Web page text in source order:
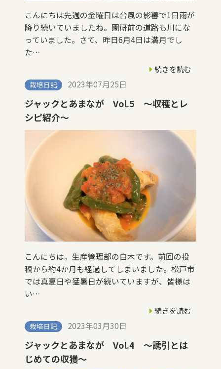
こんにちは先週の金曜日は台風の影響で1日雨が
降り続いていましたね。園研前の道路も川にな
っていました。さて、昨日6月4日は満月でし
た…
続きを読む
栽培日記 2023年07月25日
ジャックとあまなが Vol.5 ～収穫とレ
シピ紹介～
こんにちは。生産管理部の白木です。前回の投
稿から約4か月も経過してしまいました。松戸市
では真夏日や猛暑日が続いていますが、皆様は
い…
続きを読む
栽培日記 2023年03月30日
ジャックとあまなが Vol.4 ～誘引とは
じめての収獲～